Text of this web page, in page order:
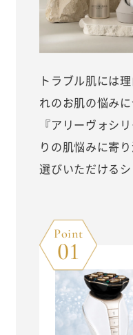
トラブル肌には
れのお肌の悩み
『アリーヴォシ
りの肌悩みに寄
選びいただけるシ
Point
01